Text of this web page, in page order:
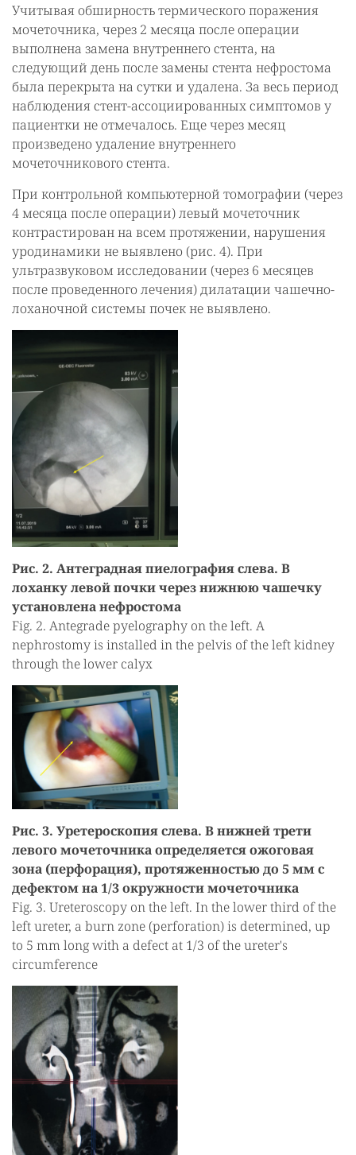
Учитывая обширность термического поражения
мочеточника, через 2 месяца после операции
выполнена замена внутреннего стента, на
следующий день после замены стента нефростома
была перекрыта на сутки и удалена. За весь период
наблюдения стент-ассоциированных симптомов у
пациентки не отмечалось. Еще через месяц
произведено удаление внутреннего
мочеточникового стента.
При контрольной компьютерной томографии (через
4 месяца после операции) левый мочеточник
контрастирован на всем протяжении, нарушения
уродинамики не выявлено (рис. 4). При
ультразвуковом исследовании (через 6 месяцев
после проведенного лечения) дилатации чашечно-
лоханочной системы почек не выявлено.
Рис. 2. Антеградная пиелография слева. В
лоханку левой почки через нижнюю чашечку
установлена нефростома
Fig. 2. Antegrade pyelography on the left. A
nephrostomy is installed in the pelvis of the left kidney
through the lower calyx
Рис. 3. Уретероскопия слева. В нижней трети
левого мочеточника определяется ожоговая
зона (перфорация), протяженностью до 5 мм с
дефектом на 1/3 окружности мочеточника
Fig. 3. Ureteroscopy on the left. In the lower third of the
left ureter, a burn zone (perforation) is determined, up
to 5 mm long with a defect at 1/3 of the ureter's
circumference